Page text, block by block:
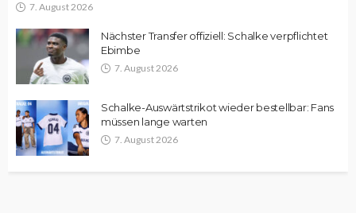
7. August 2026
Nächster Transfer offiziell: Schalke verpflichtet
Ebimbe
7. August 2026
Schalke-Auswärtstrikot wieder bestellbar: Fans
müssen lange warten
7. August 2026